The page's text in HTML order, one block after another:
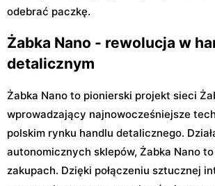
odebrać paczkę.
Żabka Nano - rewolucja w
detalicznym
Żabka Nano to pionierski projekt sieci
wprowadzający najnowocześniejsze
polskim rynku handlu detalicznego.
autonomicznych sklepów, Żabka Nano
zakupach. Dzięki połączeniu sztucznej